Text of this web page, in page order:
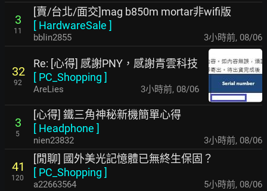
3
11
[賣/台北/面交]mag b850m mortar非wifi版
[ HardwareSale ]
bblin2855 3小時前, 08/06
32
92
Re: [心得] 感謝PNY，感謝青雲科技
[ PC_Shopping ]
AreLies 3小時前, 08/06
3
5
[心得] 鐵三角神秘新機簡單心得
[ Headphone ]
nien23832 3小時前, 08/06
41
120
[閒聊] 國外美光記憶體已無終生保固？
[ PC_Shopping ]
a22663564 5小時前, 08/06